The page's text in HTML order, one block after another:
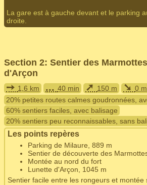
La gare est à gauche devant et le parking
droite.
Section 2: Sentier des
d'Arçon
➙ 1,6 km ... 40 min ➚ 150 m ➘ 0 m
20% petites routes calmes goudronnées,
60% sentiers faciles, avec balisage
20% sentiers peu reconnaissables, sans
Les points repères
Parking de Milaure, 889 m
Sentier de découverte des
Montée au nord du fort
Lunette d'Arçon, 1045 m
Sentier facile entre les rongeurs et montée